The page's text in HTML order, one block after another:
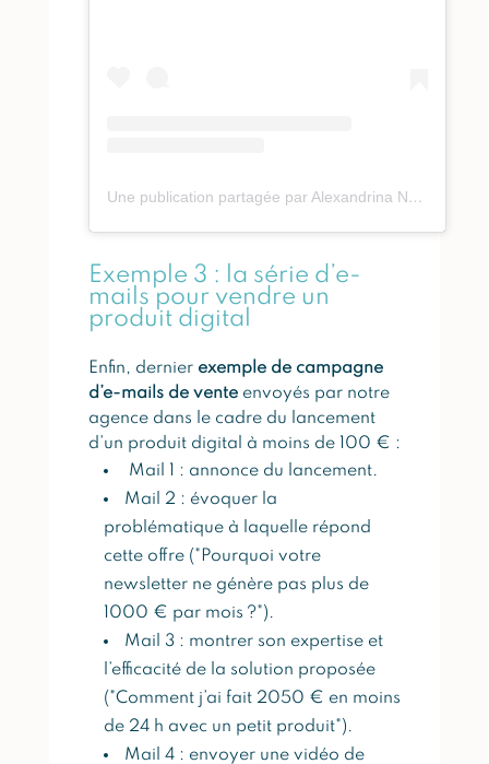
Une publication partagée par Alexandrina Nogueira De Sousa I Agence D’Emailing (@thewondersuccess)
Exemple 3 : la série d’e-
mails pour vendre un
produit digital
Enfin, dernier exemple de campagne
d’e-mails de venteenvoyés par notre
agence dans le cadre du lancement
d’un produit digital à moins de 100 € :
Mail 1 : annonce du lancement.
Mail 2 : évoquer la
problématique à laquelle répond
cette offre ("Pourquoi votre
newsletter ne génère pas plus de
1000 € par mois ?").
Mail 3 : montrer son expertise et
l’efficacité de la solution proposée
("Comment j’ai fait 2050 € en moins
de 24 h avec un petit produit").
Mail 4 : envoyer une vidéo de